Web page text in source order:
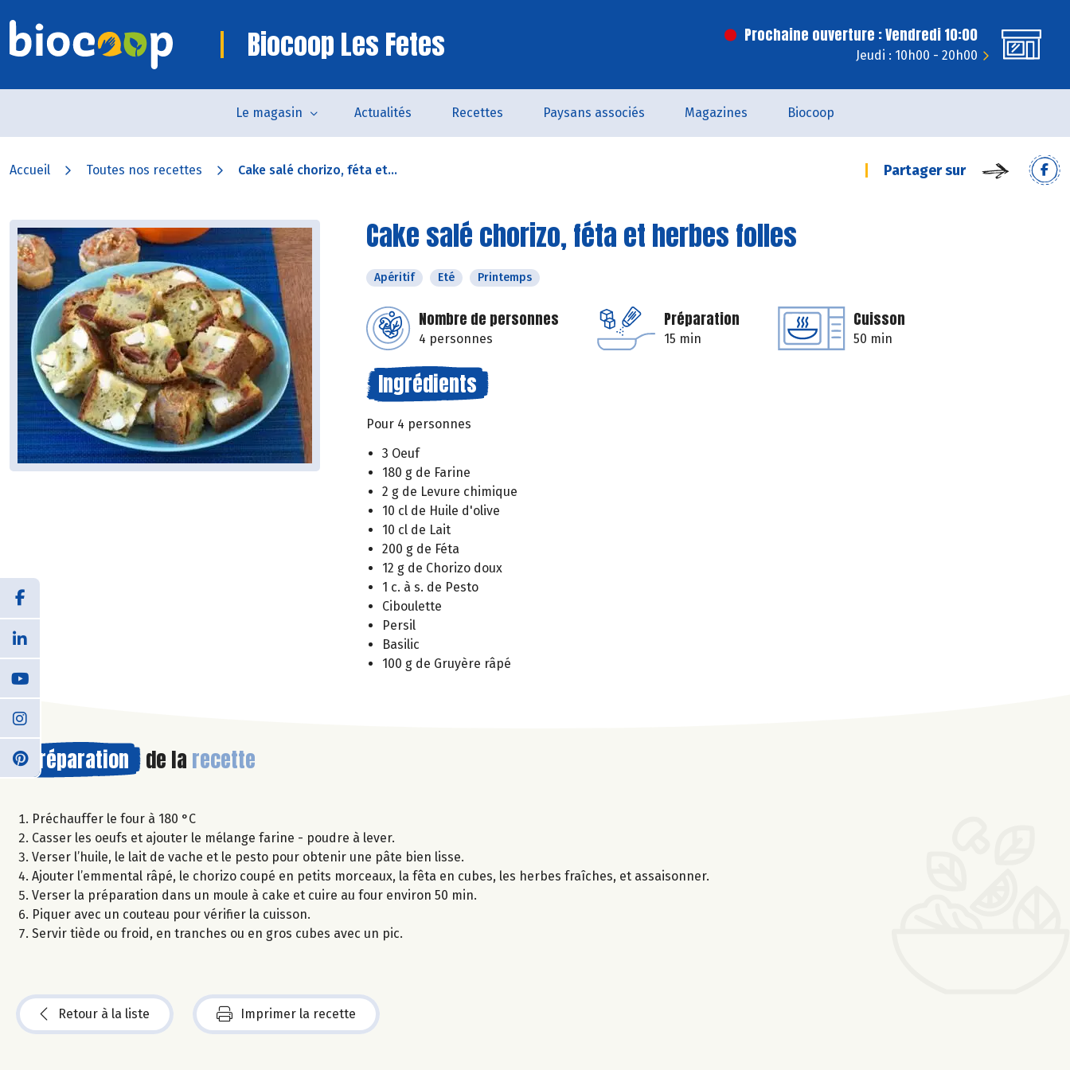
Biocoop Les Fetes Prochaine ouverture : Vendredi 10:00
Jeudi : 10h00 - 20h00
Le magasin Actualités Recettes Paysans associés Magazines Biocoop
Accueil Toutes nos recettes Cake salé chorizo, féta et... Partager sur
Cake salé chorizo, féta et herbes folles
Apéritif Eté Printemps
Nombre de personnes
4 personnes
Préparation
15 min
Cuisson
50 min
Ingrédients
Pour 4 personnes
3 Oeuf
180 g de Farine
2 g de Levure chimique
10 cl de Huile d'olive
10 cl de Lait
200 g de Féta
12 g de Chorizo doux
1 c. à s. de Pesto
Ciboulette
Persil
Basilic
100 g de Gruyère râpé
Préparation de la recette
Préchauffer le four à 180 °C
Casser les oeufs et ajouter le mélange farine - poudre à lever.
Verser l’huile, le lait de vache et le pesto pour obtenir une pâte bien lisse.
Ajouter l’emmental râpé, le chorizo coupé en petits morceaux, la fêta en cubes, les herbes fraîches, et assaisonner.
Verser la préparation dans un moule à cake et cuire au four environ 50 min.
Piquer avec un couteau pour vérifier la cuisson.
Servir tiède ou froid, en tranches ou en gros cubes avec un pic.
Retour à la liste Imprimer la recette